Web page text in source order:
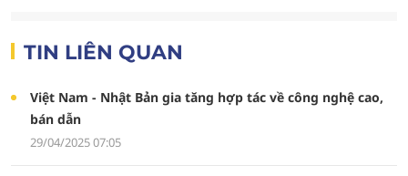
TIN LIÊN QUAN
Việt Nam - Nhật Bản gia tăng hợp tác về công nghệ cao,
bán dẫn
29/04/2025 07:05